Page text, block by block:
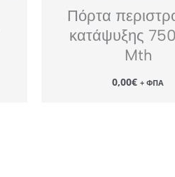
Πόρτα
κατάψυξης
Mth
0,00€ + ΦΠΑ